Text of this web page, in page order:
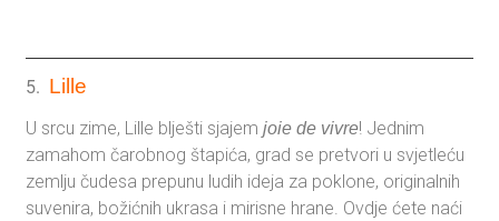
5. Lille
U srcu zime, Lille blješti sjajemjoie de vivre! Jednim
zamahom čarobnog štapića, grad se pretvori u svjetleću
zemlju čudesa prepunu ludih ideja za poklone, originalnih
suvenira, božićnih ukrasa i mirisne hrane. Ovdje ćete naći